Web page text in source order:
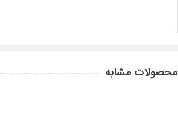
محصولات مشابه